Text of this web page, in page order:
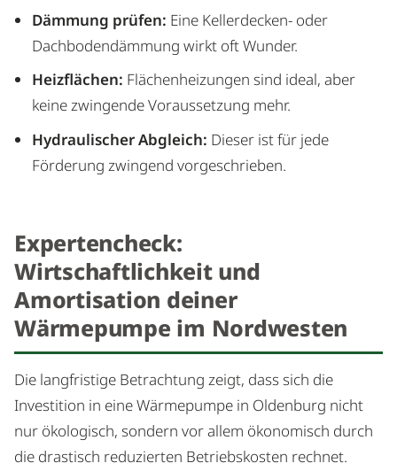
Dämmung prüfen: Eine Kellerdecken- oder
Dachbodendämmung wirkt oft Wunder.
Heizflächen: Flächenheizungen sind ideal, aber
keine zwingende Voraussetzung mehr.
Hydraulischer Abgleich: Dieser ist für jede
Förderung zwingend vorgeschrieben.
Expertencheck:
Wirtschaftlichkeit und
Amortisation deiner
Wärmepumpe im Nordwesten
Die langfristige Betrachtung zeigt, dass sich die
Investition in eine Wärmepumpe in Oldenburg nicht
nur ökologisch, sondern vor allem ökonomisch durch
die drastisch reduzierten Betriebskosten rechnet.